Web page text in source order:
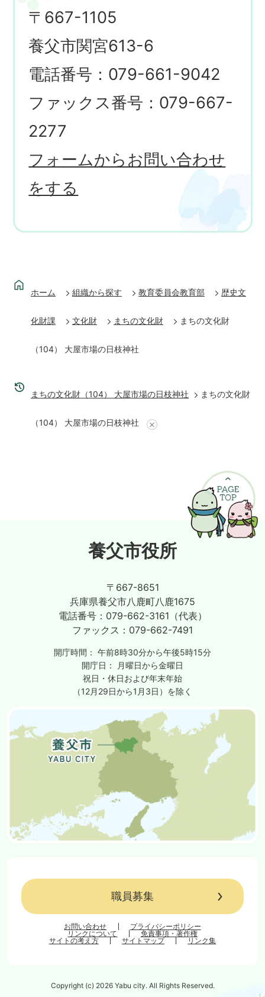
〒667-1105
養父市関宮613-6
電話番号：079-661-9042
ファックス番号：079-667-
2277
フォームからお問い合わせ
をする
ホーム 組織から探す 教育委員会教育部 歴史文
化財課 文化財 まちの文化財 まちの文化財
（104） 大屋市場の日枝神社
まちの文化財（104） 大屋市場の日枝神社 まちの文化財
（104） 大屋市場の日枝神社
養父市役所
〒667-8651
兵庫県養父市八鹿町八鹿1675
電話番号： 079-662-3161（代表）
ファックス： 079-662-7491
開庁時間： 午前8時30分から午後5時15分
開庁日：
月曜日から金曜日
祝日・休日および年末年始
（12月29日から1月3日）を除く
職員募集
お問い合わせ
プライバシーポリシー
リンクについて
免責事項・著作権
サイトの考え方
サイトマップ リンク集
Copyright (c) 2026 Yabu city. All Rights Reserved.